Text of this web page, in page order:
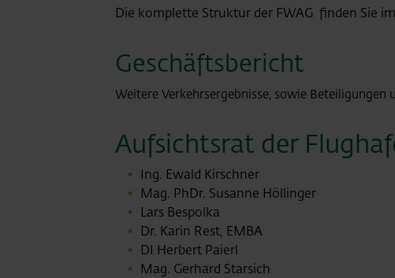
Die komplette Struktur der FWAG finden Sie im
Geschäftsbericht
Weitere Verkehrsergebnisse, sowie
Aufsichtsrat der
Ing. Ewald Kirschner
Mag. PhDr. Susanne Höllinger
Lars Bespolka
Dr. Karin Rest, EMBA
DI Herbert Paierl
Mag. Gerhard Starsich